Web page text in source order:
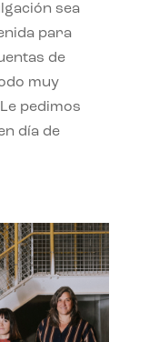
sea
para
de
muy
pedimos
día de